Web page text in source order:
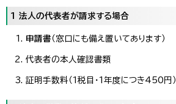
1 法人の代表者が請求する場合
申請書 （窓口にも備え置いてあります）
代表者の本人確認書類
証明手数料（1税目・1年度につき450円）